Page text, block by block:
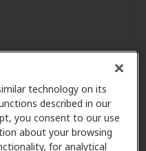
technology on its
described in our
you consent to our use
about your browsing
for analytical